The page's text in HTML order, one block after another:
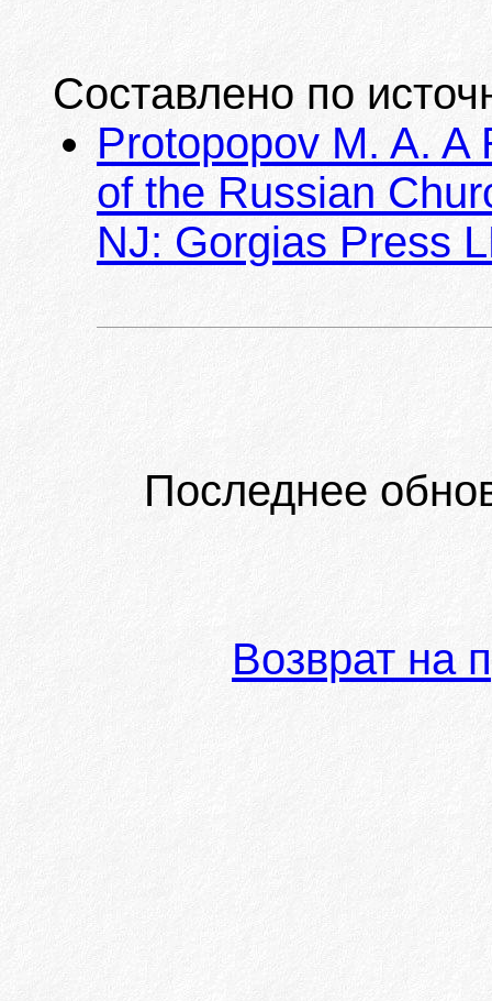
Составлено по
Protopopov M. A. A
of the Russian
NJ: Gorgias Press
Последнее
Возврат на